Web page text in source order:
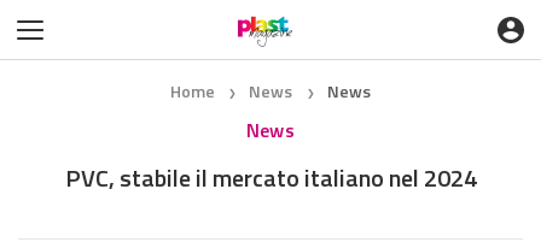
Home ❯ News ❯ News
News
PVC, stabile il mercato italiano nel 2024